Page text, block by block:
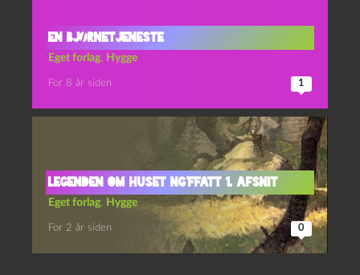
EN BJØRNETJENESTE
Eget forlag Hygge
For 8 år siden 1
Legenden om Huset Ng’Ffatt 1. afsnit
Eget forlag Hygge
For 2 år siden 0